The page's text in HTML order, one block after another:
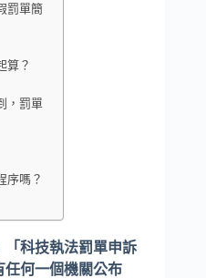
罰單簡
算？
，罰單
序嗎？
「科技執法罰單申訴
任何一個機關公布